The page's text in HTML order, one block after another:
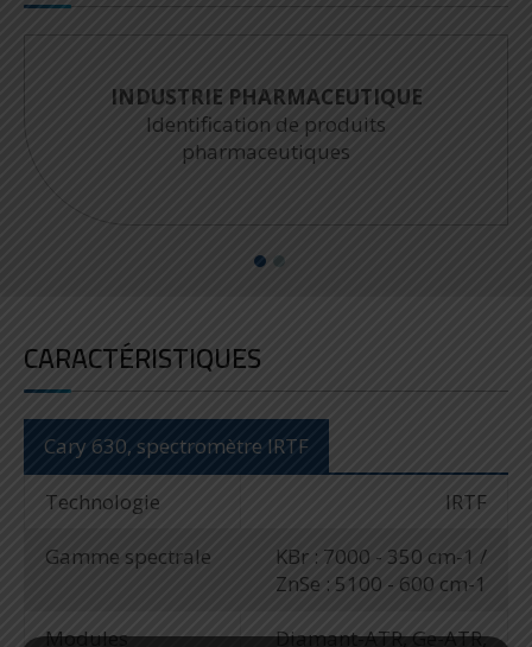
INDUSTRIE DES POLYMÈRES
Contrôle qualité
CARACTÉRISTIQUES
Cary 630, spectromètre IRTF
Technologie
IRTF
Gamme spectrale
KBr : 7000 - 350 cm-1 /
ZnSe : 5100 - 600 cm-1
Modules
Diamant-ATR, Ge-ATR,